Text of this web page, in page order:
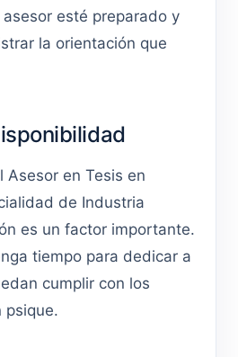
esté preparado y
la orientación que
en Tesis en
de Industria
es un factor importante.
tiempo para dedicar a
cumplir con los
psique.